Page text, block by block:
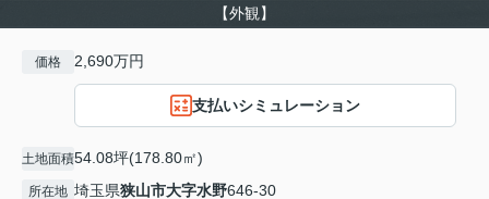
【外観】
価格 2,690万円
支払いシミュレーション
土地面積54.08坪(178.80㎡)
所在地 埼玉県狭山市大字水野646-30